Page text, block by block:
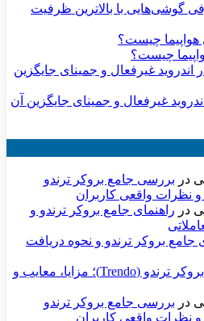
معرفی گوشی‌هایی با بالاترین ظرفیت
چیست؟
غیرفعال و جمینای جایگزین آن
در بررسی جامع بروکر ترندو
در راهنمای جامع بروکر ترندو و
جامع بروکر ترندو و نحوه دریافت
بررسی جامع بروکر ترندو (Trendo)؛ مزایا، معایب و
در بررسی جامع بروکر ترندو